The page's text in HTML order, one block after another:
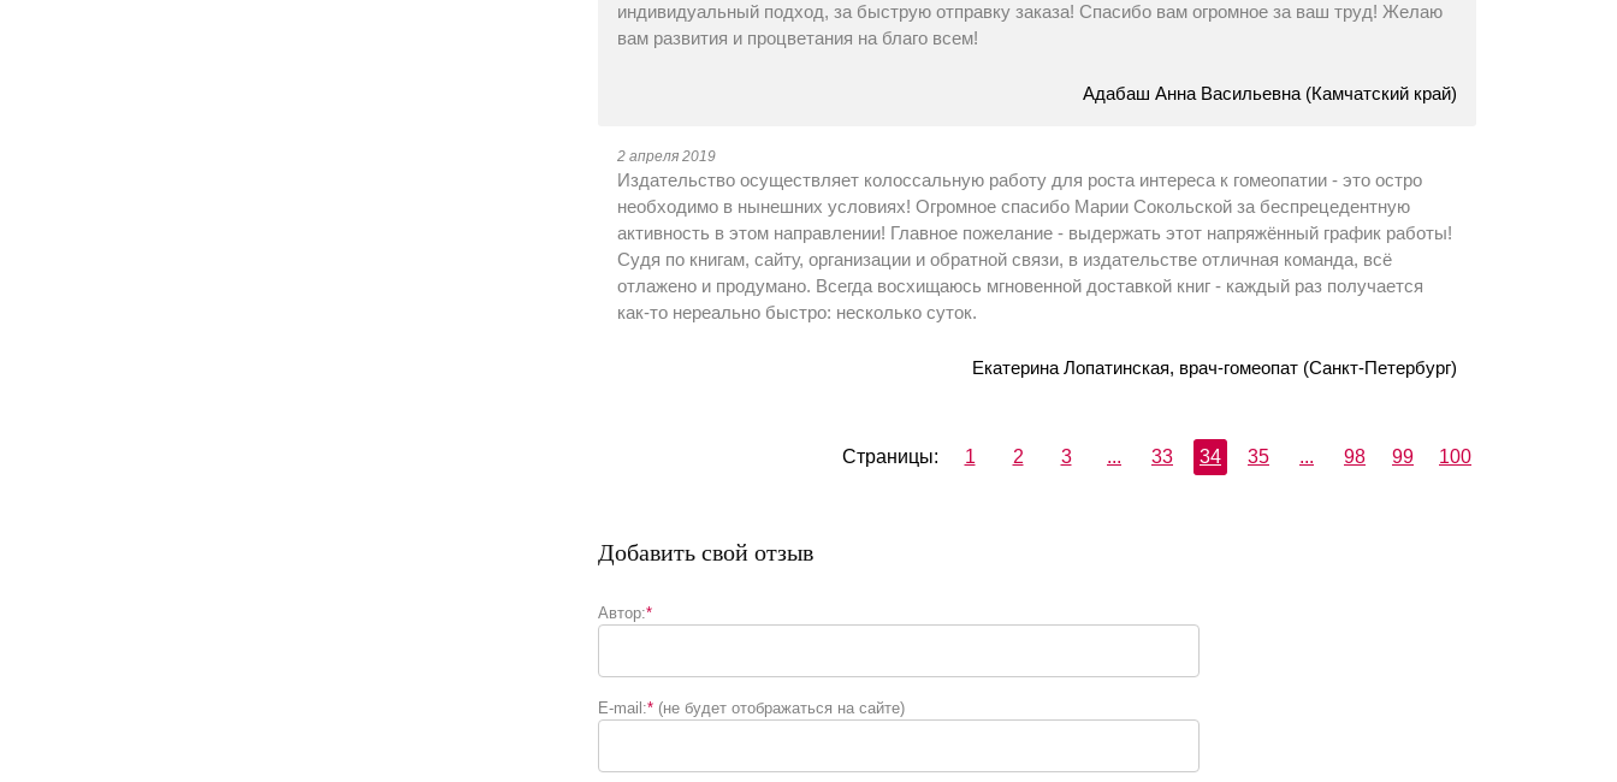
индивидуальный подход, за быструю отправку заказа! Спасибо вам огромное за ваш труд! Желаю
вам развития и процветания на благо всем!
Адабаш Анна Васильевна (Камчатский край)
2 апреля 2019
Издательство осуществляет колоссальную работу для роста интереса к гомеопатии - это остро
необходимо в нынешних условиях! Огромное спасибо Марии Сокольской за беспрецедентную
активность в этом направлении! Главное пожелание - выдержать этот напряжённый график работы!
Судя по книгам, сайту, организации и обратной связи, в издательстве отличная команда, всё
отлажено и продумано. Всегда восхищаюсь мгновенной доставкой книг - каждый раз получается
как-то нереально быстро: несколько суток.
Екатерина Лопатинская, врач-гомеопат (Санкт-Петербург)
Страницы: 1 2 3 ... 33 34 35 ... 98 99 100
Добавить свой отзыв
Автор:*
E-mail:* (не будет отображаться на сайте)